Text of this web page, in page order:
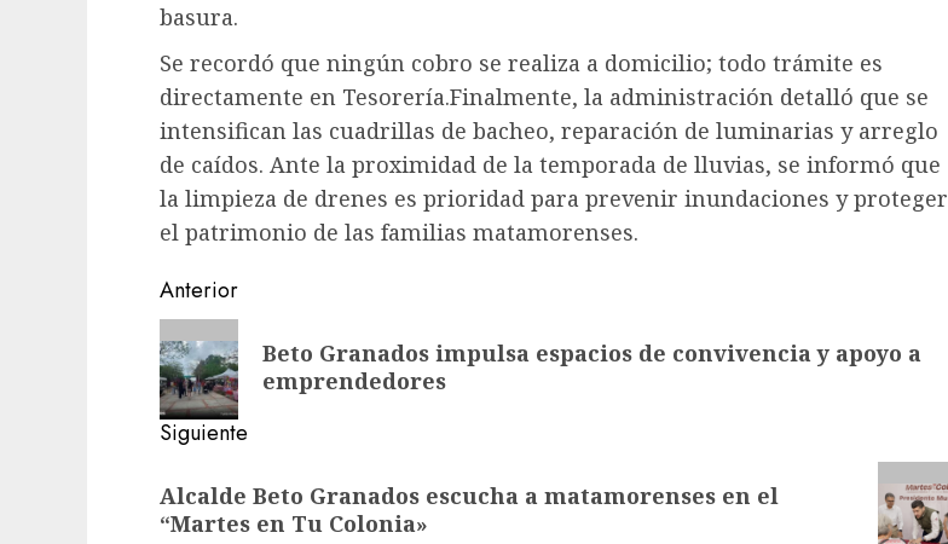
basura.
Se recordó que ningún cobro se realiza a domicilio; todo trámite es
directamente en Tesorería.Finalmente, la administración detalló que se
intensifican las cuadrillas de bacheo, reparación de luminarias y arreglo
de caídos. Ante la proximidad de la temporada de lluvias, se informó que
la limpieza de drenes es prioridad para prevenir inundaciones y proteger
el patrimonio de las familias matamorenses.
Post
navigation
Anterior
Entrada
anterior:
Beto Granados impulsa espacios de convivencia y apoyo a
emprendedores
Siguiente
entrada:
Alcalde Beto Granados escucha a matamorenses en el
“Martes en Tu Colonia»